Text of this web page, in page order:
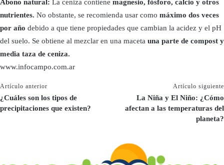
Abono natural: La ceniza contiene magnesio, fósforo, calcio y otros
nutrientes. No obstante, se recomienda usar como máximo dos veces
por año debido a que tiene propiedades que cambian la acidez y el pH
del suelo. Se obtiene al mezclar en una maceta una parte de compost y
media taza de ceniza.
www.infocampo.com.ar
Artículo anterior
¿Cuáles son los tipos de
precipitaciones que existen?
Artículo siguiente
La Niña y El Niño: ¿Cómo
afectan a las temperaturas del
planeta?